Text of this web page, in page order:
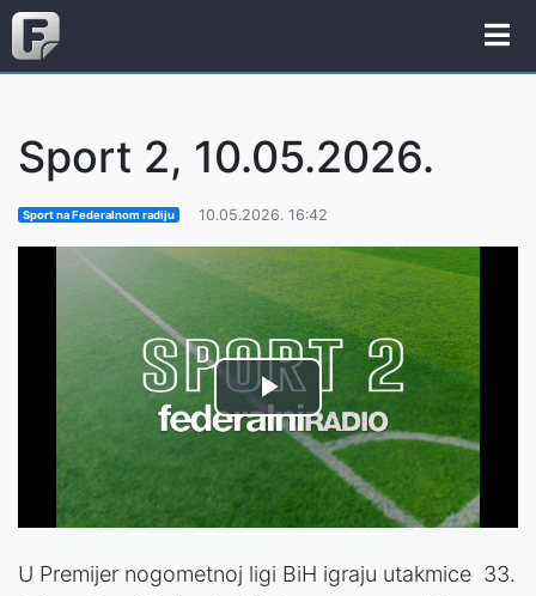
Sport 2, 10.05.2026.
Sport na Federalnom radiju 10.05.2026. 16:42
Play
Video
U Premijer nogometnoj ligi BiH igraju utakmice 33.